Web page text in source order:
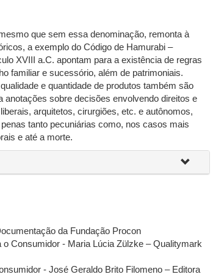
que sem essa denominação, remonta à
a exemplo do Código de Hamurabi –
XVIII a.C. apontam para a existência de regras
familiar e sucessório, além de patrimoniais.
e quantidade de produtos também são
anotações sobre decisões envolvendo direitos e
arquitetos, cirurgiões, etc. e autônomos,
tanto pecuniárias como, nos casos mais
e até a morte.
da Fundação Procon
o Consumidor - Maria Lúcia Zülzke – Qualitymark
- José Geraldo Brito Filomeno – Editora